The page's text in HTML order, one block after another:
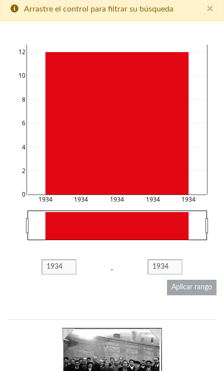
×
Arrastre el control para filtrar su búsqueda
1934 1934 1934 1934 1934
0
2
4
6
8
10
12
-
Aplicar rango